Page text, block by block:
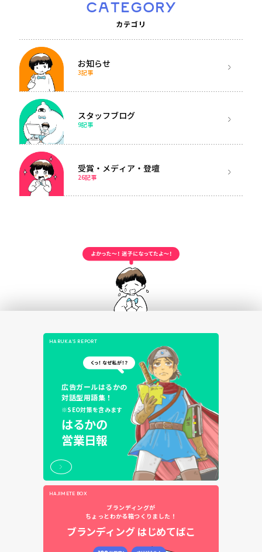
CATEGORY
カテゴリ
お知らせ
3記事
スタッフブログ
9記事
受賞・メディア・登壇
26記事
HARUKA’S REPORT
広告ガールはるかの
対話型用語集！
※SEO対策を含みます
はるかの
営業日報
HAJIMETE BOX
ブランディングが
ちょっとわかる箱つくりました！
ブランディング はじめてばこ